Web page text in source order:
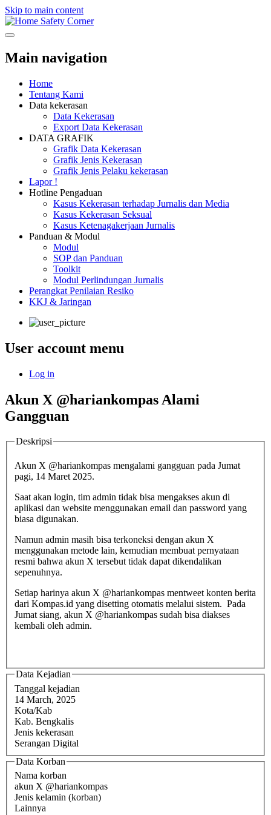
Skip to main content
Safety Corner
Main navigation
Home
Tentang Kami
Data kekerasan
Data Kekerasan
Export Data Kekerasan
DATA GRAFIK
Grafik Data Kekerasan
Grafik Jenis Kekerasan
Grafik Jenis Pelaku kekerasan
Lapor !
Hotline Pengaduan
Kasus Kekerasan terhadap Jurnalis dan Media
Kasus Kekerasan Seksual
Kasus Ketenagakerjaan Jurnalis
Panduan & Modul
Modul
SOP dan Panduan
Toolkit
Modul Perlindungan Jurnalis
Perangkat Penilaian Resiko
KKJ & Jaringan
User account menu
Log in
Akun X @hariankompas Alami
Gangguan
Deskripsi
Akun X @hariankompas mengalami gangguan pada Jumat
pagi, 14 Maret 2025.
Saat akan login, tim admin tidak bisa mengakses akun di
aplikasi dan website menggunakan email dan password yang
biasa digunakan.
Namun admin masih bisa terkoneksi dengan akun X
menggunakan metode lain, kemudian membuat pernyataan
resmi bahwa akun X tersebut tidak dapat dikendalikan
sepenuhnya.
Setiap harinya akun X @hariankompas mentweet konten berita
dari Kompas.id yang disetting otomatis melalui sistem. Pada
Jumat siang, akun X @hariankompas sudah bisa diakses
kembali oleh admin.
Data Kejadian
Tanggal kejadian
14 March, 2025
Kota/Kab
Kab. Bengkalis
Jenis kekerasan
Serangan Digital
Data Korban
Nama korban
akun X @hariankompas
Jenis kelamin (korban)
Lainnya